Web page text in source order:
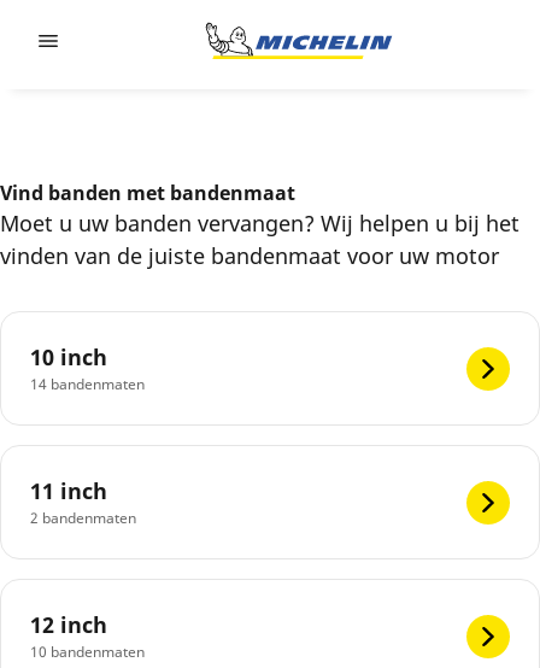
Vind banden met bandenmaat
Moet u uw banden vervangen? Wij helpen u bij het
vinden van de juiste bandenmaat voor uw motor
10 inch
14 bandenmaten
11 inch
2 bandenmaten
12 inch
10 bandenmaten